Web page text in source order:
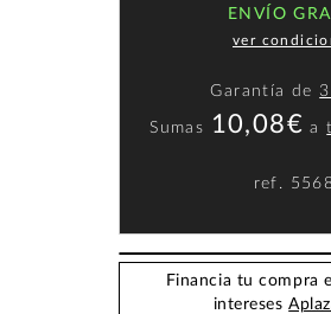
ENVÍO
ver
Garantía de
Sumas 10,08€ a
ref.
Financia tu compra
intereses